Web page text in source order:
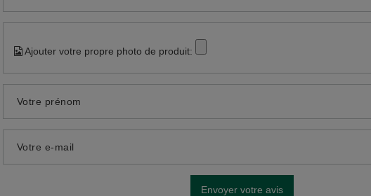
Ajouter votre propre photo de produit:
Votre prénom
Votre e-mail
Envoyer votre avis